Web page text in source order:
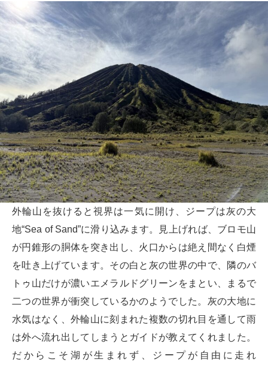
外輪山を抜けると視界は一気に開け、ジープは灰の大
地“Sea of Sand”に滑り込みます。見上げれば、ブロモ山
が円錐形の胴体を突き出し、火口からは絶え間なく白煙
を吐き上げています。その白と灰の世界の中で、隣のバ
トゥ山だけが濃いエメラルドグリーンをまとい、まるで
二つの世界が衝突しているかのようでした。灰の大地に
水気はなく、外輪山に刻まれた複数の切れ目を通して雨
は外へ流れ出してしまうとガイドが教えてくれました。
だからこそ湖が生まれず、ジープが自由に走れ